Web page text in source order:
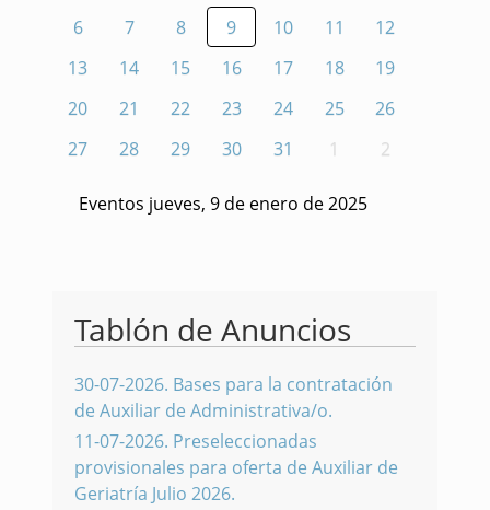
6
7 8 9 10 11
12
13
14 15 16 17 18
19
20
21 22 23 24 25
26
27
28 29 30 31 1 2
Eventos jueves, 9 de enero de 2025
Tablón de Anuncios
30-07-2026. Bases para la contratación
de Auxiliar de Administrativa/o.
11-07-2026. Preseleccionadas
provisionales para oferta de Auxiliar de
Geriatría Julio 2026.